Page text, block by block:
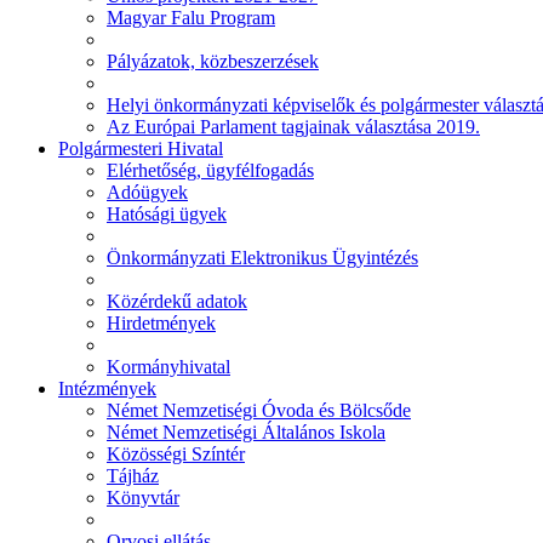
Magyar Falu Program
Pályázatok, közbeszerzések
Helyi önkormányzati képviselők és polgármester
Az Európai Parlament tagjainak választása 2019.
Polgármesteri Hivatal
Elérhetőség, ügyfélfogadás
Adóügyek
Hatósági ügyek
Önkormányzati Elektronikus Ügyintézés
Közérdekű adatok
Hirdetmények
Kormányhivatal
Intézmények
Német Nemzetiségi Óvoda és Bölcsőde
Német Nemzetiségi Általános Iskola
Közösségi Színtér
Tájház
Könyvtár